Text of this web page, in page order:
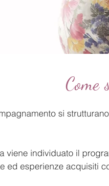
si
viene individuato il
ed esperienze acquisiti